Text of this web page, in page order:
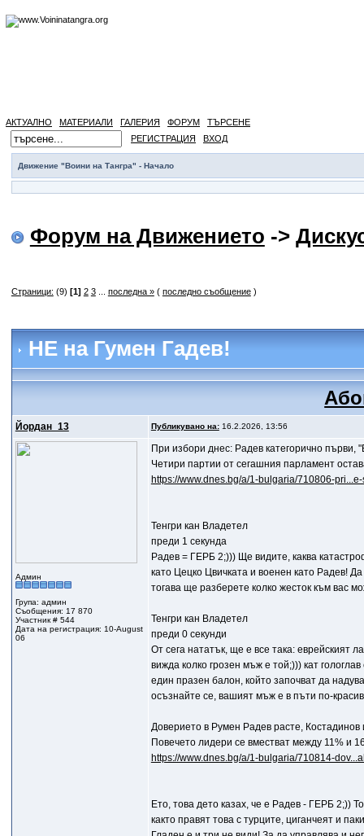
АКТУАЛНО МАТЕРИАЛИ ГАЛЕРИЯ ФОРУМ
ТЪРСЕНЕ
РЕГИСТРАЦИЯ
ВХОД
Движение "Воини на Тангра" - Начало
Форум на Движението ->
Страници: (9) [1] 2 3... последна »( последно съобщение)
НЕ на Гумен Гадев!
Йордан_13 Публикувано на:16.2.2026, 13:56
Админ
Група: админ
Съобщения: 17 870
Участник # 544
Дата на регистрация: 10-August
06
При избори днес: Радев категорично първи,
Четири партии от сегашния парламент
https://www.dnes.bg/a/1-bulgaria/710806-
Тенгри кан Владетел
преди 1 секунда
Радев = ГЕРБ 2;))) Ще видите, каква
като Цецко Цвичката и военен като Радев!
тогава ще разберете колко жесток към вас
Тенгри кан Владетел
преди 0 секунди
От сега нататък, ще е все така: еврейският
вижда колко грозен мъж е той;))) кат
един празен балон, който започват да
осъзнайте се, вашият мъж е в пъти по-
Доверието в Румен Радев расте, Костадинов
Повечето лидери се вместват между 11% и
https://www.dnes.bg/a/1-bulgaria/710814-
Ето, това дето казах, че е Радев - ГЕРБ 2;))
както правят това с турците, циганчеят и